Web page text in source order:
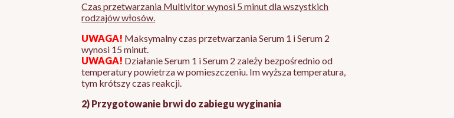
Czas przetwarzania Multivitor wynosi 5 minut dla wszystkich
rodzajów włosów.
UWAGA! Maksymalny czas przetwarzania Serum 1 i Serum 2
wynosi 15 minut.
UWAGA! Działanie Serum 1 i Serum 2 zależy bezpośrednio od
temperatury powietrza w pomieszczeniu. Im wyższa temperatura,
tym krótszy czas reakcji.
2) Przygotowanie brwi do zabiegu wyginania